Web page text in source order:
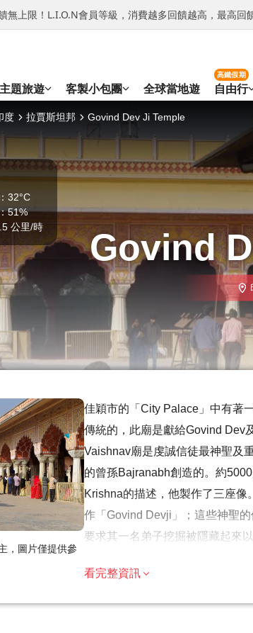
無上限！L.I.O.N會員等級，消費越多回饋越高，最高回
主題旅遊 客製小包團 全球當地遊 自由行
高鐵假期
度 拉賈斯坦邦 Govind Dev Ji Temple
32°C
51%
公里/時
Govind
，圖片僅提供參
佳穎市的「City Palace」中有著
傳統的，此廟是獻給Govind Dev
Vaishnav廟是虔誠信徒最神聖及
的曾孫Bajranabh創造的。約
Krishna的描述，他製作了三座
作「Govind Devji」；這些神聖
要求其一名弟子挖掘被隱藏起來
的人更多。每天在Govind Devji
溫馨提示
看完整資訊